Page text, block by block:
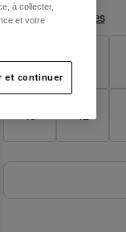
Tableau des tailles
28
à collecter,
et votre
et continuer